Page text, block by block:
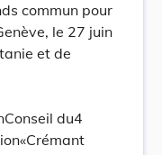
commun pour
le 27 juin
et de
du4